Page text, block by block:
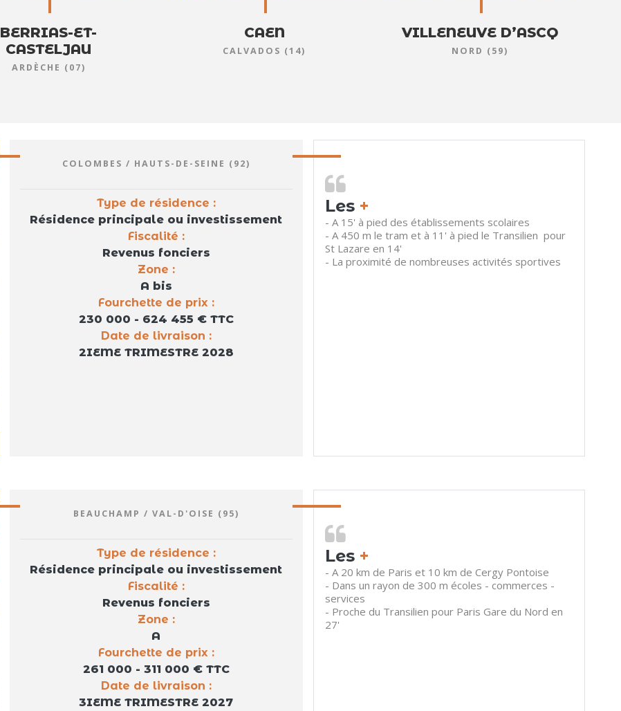
BERRIAS-ET-
CASTELJAU
ARDÈCHE (07)
CAEN
CALVADOS (14)
VILLENEUVE D’ASCQ
NORD (59)
COLOMBES / HAUTS-DE-SEINE (92)
Type de résidence :
Résidence principale ou investissement
Fiscalité :
Revenus fonciers
Zone :
A bis
Fourchette de prix :
230 000 - 624 455 € TTC
Date de livraison :
2IEME TRIMESTRE 2028
Les +
- A 15' à pied des établissements scolaires
- A 450 m le tram et à 11' à pied le Transilien pour
St Lazare en 14'
- La proximité de nombreuses activités sportives
BEAUCHAMP / VAL-D'OISE (95)
Type de résidence :
Résidence principale ou investissement
Fiscalité :
Revenus fonciers
Zone :
A
Fourchette de prix :
261 000 - 311 000 € TTC
Date de livraison :
3IEME TRIMESTRE 2027
Les +
- A 20 km de Paris et 10 km de Cergy Pontoise
- Dans un rayon de 300 m écoles - commerces -
services
- Proche du Transilien pour Paris Gare du Nord en
27'